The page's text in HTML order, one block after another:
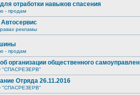
отработки навыков спасения
- продам
рекламы
- продам
организации общественного
"СПАСРЕЗЕРВ"
Отряда 26.11.2016
"СПАСРЕЗЕРВ"